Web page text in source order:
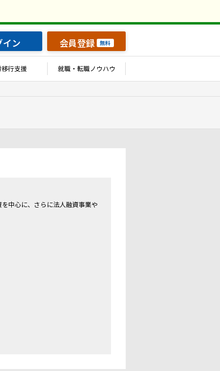
イン 会員登録 無料
行支援 就職・転職ノウハウ
中心に、さらに法人融資事業や